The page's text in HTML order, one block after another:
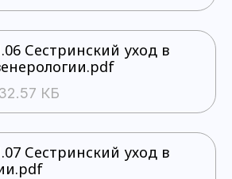
Сестринский уход в
КБ
Сестринский уход в